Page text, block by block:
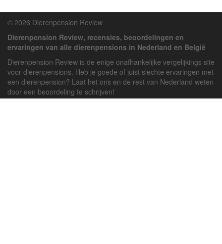
© 2026 Dierenpension Review
Dierenpension Review, recensies, beoordelingen en
ervaringen van alle dierenpensions in Nederland en België
Dierenpension Review is de enige onafhankelijke vergelijkings site
voor dierenpensions. Heb je goede of juist slechte ervaringen met
een dierenpension? Laat het ons en de rest van Nederland weten
door een beoordeling te schrijven!